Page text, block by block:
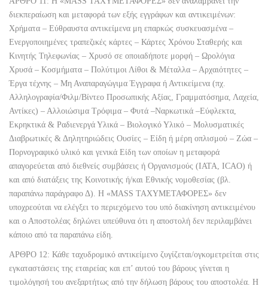
διεκπεραίωση και μεταφορά των εξής εγγράφων και αντικειμένων:
Χρήματα – Εύθραυστα αντικείμενα μη επαρκώς συσκευασμένα –
Ενεργοποιημένες τραπεζικές κάρτες – Κάρτες Χρόνου Σταθερής και
Κινητής Τηλεφωνίας – Χρυσό σε οποιαδήποτε μορφή – Ωρολόγια
Χρυσά – Κοσμήματα – Πολύτιμοι Λίθοι & Μέταλλα – Αρχαιότητες –
Έργα τέχνης – Μη Αναπαραγώγιμα Έγγραφα ή Αντικείμενα (πχ.
Αλληλογραφία/Φιλμ/Βίντεο Προσωπικής Αξίας, Γραμματόσημα, Λαχεία,
Αντίκες) – Αλλοιώσιμα Τρόφιμα – Φυτά –Ναρκωτικά –Εύφλεκτα,
Εκρηκτικά & Ραδιενεργά Υλικά – Βιολογικό Υλικό – Μολυσματικές
Διαβρωτικές & Δηλητηριώδεις Ουσίες – Είδη ή μέρη οπλισμού – Ζώα –
Πορνογραφικό υλικό και γενικά Είδη των οποίων η μεταφορά
απαγορεύεται από διεθνείς συμβάσεις ή Οργανισμούς (ΙΑΤΑ, ICAO) ή
και από διατάξεις της Κοινοτικής ή/και Εθνικής νομοθεσίας (βλ.
παραπάνω παράγραφο Δ). Η «MASS ΤΑΧΥΜΕΤΑΦΟΡΕΣ» δεν
υποχρεούται να ελέγξει το περιεχόμενο του υπό διακίνηση αντικειμένου
και ο Αποστολέας δηλώνει υπεύθυνα ότι η αποστολή δεν περιλαμβάνει
κάποιο από τα παραπάνω είδη.
ΑΡΘΡΟ 12: Κάθε ταχυδρομικό αντικείμενο ζυγίζεται/ογκομετρείται στις
εγκαταστάσεις της εταιρείας και επ’ αυτού του βάρους γίνεται η
τιμολόγησή του ανεξαρτήτως από την δήλωση βάρους του αποστολέα. Η